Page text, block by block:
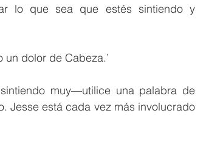
lo que sea que estés sintiendo y
un dolor de Cabeza.’
muy—utilice una palabra de
Jesse está cada vez más involucrado